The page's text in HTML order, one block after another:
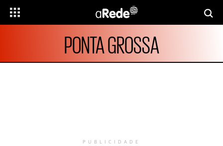
PONTA GROSSA
PUBLICIDADE